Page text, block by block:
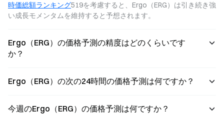
時価総額ランキング519を考慮すると、Ergo（ERG）は引き続き強
い成長モメンタムを維持すると予想されます。
Ergo（ERG）の価格予測の精度はどのくらいです
か？
Ergo（ERG）の次の24時間の価格予測は何ですか？
今週のErgo（ERG）の価格予測は何ですか？